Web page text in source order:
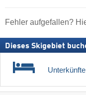
Fehler aufgefallen?
Dieses Skigebiet
Unterkünfte